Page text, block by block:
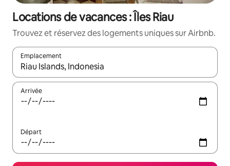
Locations de vacances : Îles Riau
Trouvez et réservez des logements uniques sur Airbnb.
Emplacement
Quand les résultats sont affichés, parcourez-les en utilisant
Arrivée
Départ